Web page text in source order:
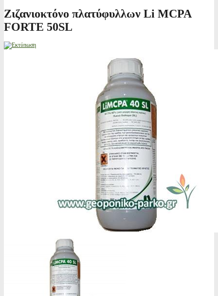
Ζιζανιοκτόνο πλατύφυλλων Li MCPA
FORTE 50SL